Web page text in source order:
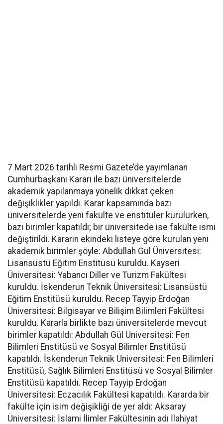
7 Mart 2026 tarihli Resmi Gazete’de yayımlanan
Cumhurbaşkanı Kararı ile bazı üniversitelerde
akademik yapılanmaya yönelik dikkat çeken
değişiklikler yapıldı. Karar kapsamında bazı
üniversitelerde yeni fakülte ve enstitüler kurulurken,
bazı birimler kapatıldı; bir üniversitede ise fakülte ismi
değiştirildi. Kararın ekindeki listeye göre kurulan yeni
akademik birimler şöyle: Abdullah Gül Üniversitesi:
Lisansüstü Eğitim Enstitüsü kuruldu. Kayseri
Üniversitesi: Yabancı Diller ve Turizm Fakültesi
kuruldu. İskenderun Teknik Üniversitesi: Lisansüstü
Eğitim Enstitüsü kuruldu. Recep Tayyip Erdoğan
Üniversitesi: Bilgisayar ve Bilişim Bilimleri Fakültesi
kuruldu. Kararla birlikte bazı üniversitelerde mevcut
birimler kapatıldı: Abdullah Gül Üniversitesi: Fen
Bilimleri Enstitüsü ve Sosyal Bilimler Enstitüsü
kapatıldı. İskenderun Teknik Üniversitesi: Fen Bilimleri
Enstitüsü, Sağlık Bilimleri Enstitüsü ve Sosyal Bilimler
Enstitüsü kapatıldı. Recep Tayyip Erdoğan
Üniversitesi: Eczacılık Fakültesi kapatıldı. Kararda bir
fakülte için isim değişikliği de yer aldı: Aksaray
Üniversitesi: İslami İlimler Fakültesinin adı İlahiyat